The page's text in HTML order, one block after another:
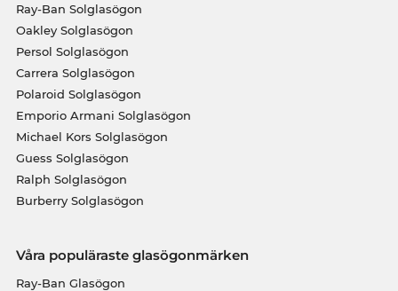
Ray-Ban Solglasögon
Oakley Solglasögon
Persol Solglasögon
Carrera Solglasögon
Polaroid Solglasögon
Emporio Armani Solglasögon
Michael Kors Solglasögon
Guess Solglasögon
Ralph Solglasögon
Burberry Solglasögon
Våra populäraste glasögonmärken
Ray-Ban Glasögon